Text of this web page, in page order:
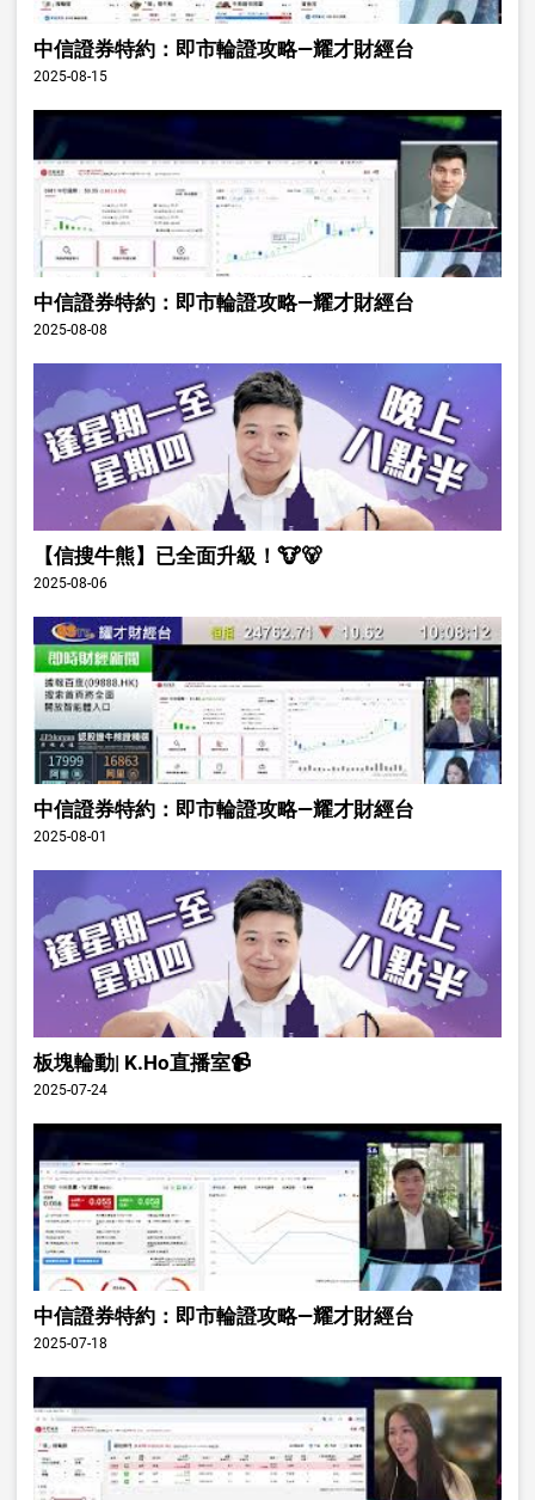
中信證券特約：即市輪證攻略—耀才財經台
2025-08-15
中信證券特約：即市輪證攻略—耀才財經台
2025-08-08
【信搜牛熊】已全面升級！🐮🐻
2025-08-06
中信證券特約：即市輪證攻略—耀才財經台
2025-08-01
板塊輪動| K.Ho直播室📹
2025-07-24
中信證券特約：即市輪證攻略—耀才財經台
2025-07-18